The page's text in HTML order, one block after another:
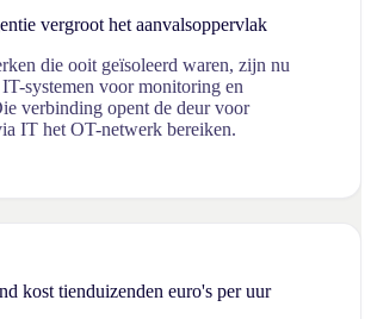
vergroot het aanvalsoppervlak
die ooit geïsoleerd waren, zijn nu
systemen voor monitoring en
verbinding opent de deur voor
IT het OT-netwerk bereiken.
kost tienduizenden euro's per uur